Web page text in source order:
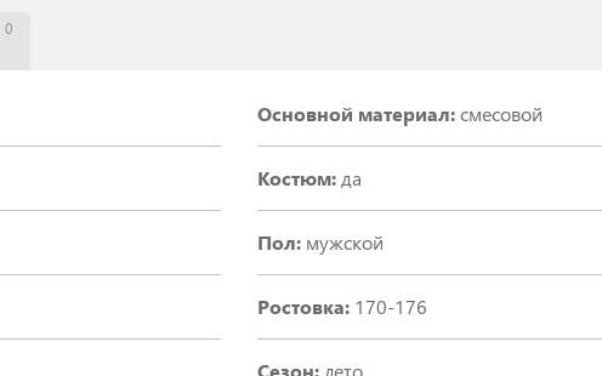
0
Основной материал:смесовой
Костюм: да
Пол: мужской
Ростовка: 170-176
Сезон: лето